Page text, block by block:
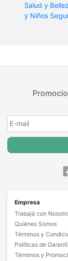
Salud y
y Niños
Empresa
Trabajá con
Quiénes Somos
Términos y
Políticas de
Términos y